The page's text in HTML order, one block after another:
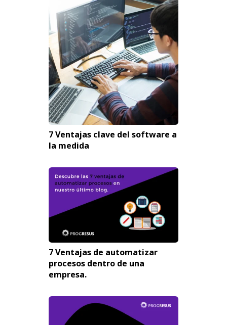
7 Ventajas clave del software a
la medida
7 Ventajas de automatizar
procesos dentro de una
empresa.